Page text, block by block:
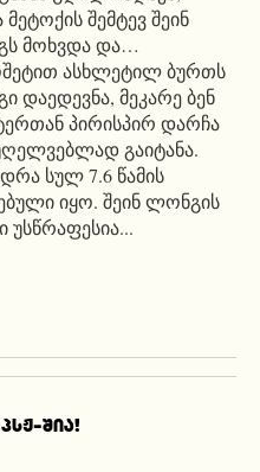
შემტევ შეინ
მოხვდა და…
ასხლეტილ ბურთს
დაედევნა, მეკარე ბენ
პირისპირ დარჩა
გაიტანა.
სულ 7.6 წამის
იყო. შეინ ლონგის
შია!